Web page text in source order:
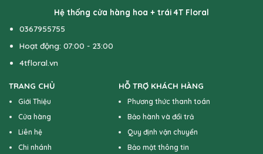
Hệ thống cửa hàng hoa + trái 4T Floral
0367955755
Hoạt động: 07:00 - 23:00
4tfloral.vn
TRANG CHỦ
Giới Thiệu
Cửa hàng
Liên hệ
Chi nhánh
HỖ TRỢ KHÁCH HÀNG
Phương thức thanh toán
Bảo hành và đổi trả
Quy định vận chuyển
Bảo mật thông tin